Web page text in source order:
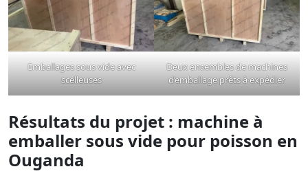
Emballages sous vide avec
scelleuses
Deux ensembles de machines
d’emballage prêts à expédier
Résultats du projet : machine à
emballer sous vide pour poisson en
Ouganda